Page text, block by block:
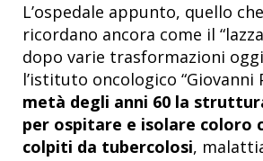
L’ospedale appunto, quello
ricordano ancora come il
dopo varie trasformazioni
l’istituto oncologico “Giovanni
metà degli anni 60 la
per ospitare e isolare coloro
colpiti da tubercolosi,